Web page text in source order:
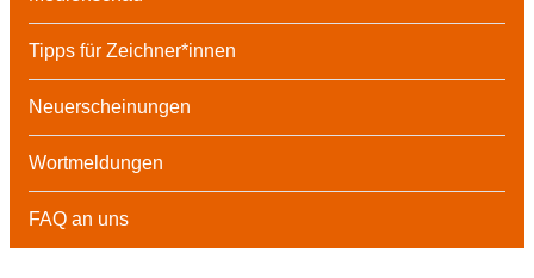
Tipps für Zeichner*innen
Neuerscheinungen
Wortmeldungen
FAQ an uns